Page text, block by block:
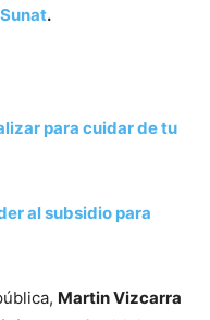
Sunat.
para cuidar de tu
al subsidio para
Martin Vizcarra